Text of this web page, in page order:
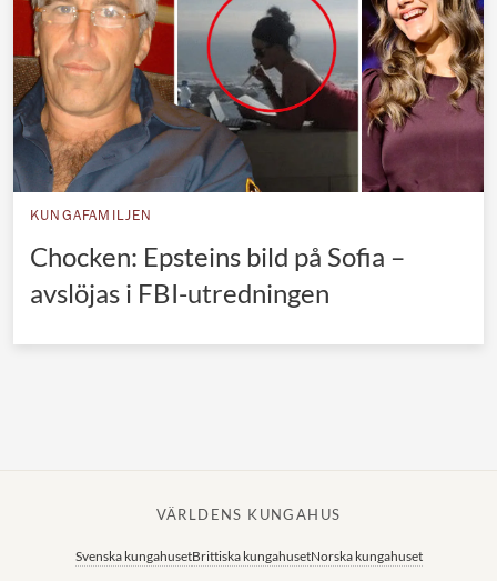
Danska kungahuset
Spanska kungahuset
Nederländska kungahuset
Belgiska kungahuset
Jordanska kungahuset
Luxemburgska storhertighuset
Japanska kejsarhuset
Thailändska kungahuset
KUNGAFAMILJEN
Chocken: Epsteins bild på Sofia –
avslöjas i FBI-utredningen
VÄRLDENS KUNGAHUS
Svenska kungahusetBrittiska kungahusetNorska kungahuset